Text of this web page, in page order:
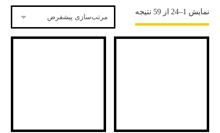
نمایش 1–24 از 59 نتیجه